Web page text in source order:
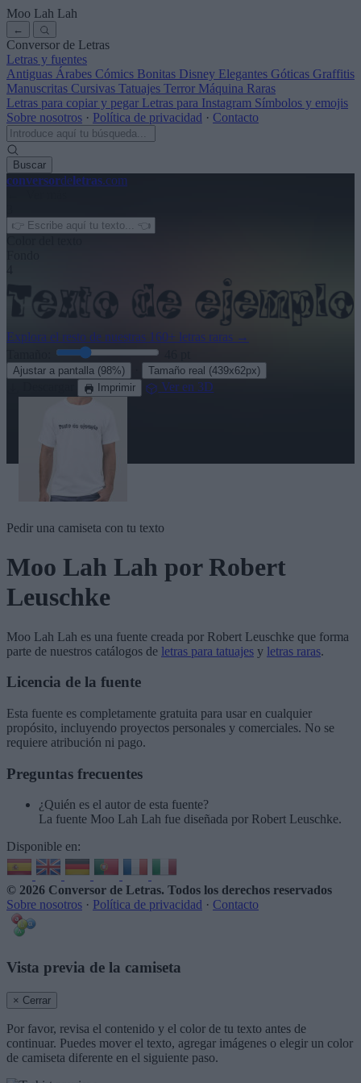
Moo Lah Lah
←
Conversor de Letras
Letras y fuentes
Antiguas Árabes Cómics Bonitas Disney Elegantes Góticas Graffitis
Manuscritas Cursivas Tatuajes Terror Máquina Raras
Letras para copiar y pegar Letras para Instagram Símbolos y emojis
Sobre nosotros · Política de privacidad · Contacto
Buscar
conversordeletras.com
Explora el resto de nuestras 160+ letras raras →
Ajustar a pantalla (98%) Tamaño real (439x62px)
Imprimir Ver en 3D
Pedir una camiseta con tu texto
Moo Lah Lah por Robert
Leuschke
Moo Lah Lah es una fuente creada por Robert Leuschke que forma
parte de nuestros catálogos de letras para tatuajes y letras raras.
Licencia de la fuente
Esta fuente es completamente gratuita para usar en cualquier
propósito, incluyendo proyectos personales y comerciales. No se
requiere atribución ni pago.
Preguntas frecuentes
¿Quién es el autor de esta fuente?
La fuente Moo Lah Lah fue diseñada por Robert Leuschke.
Disponible en:
© 2026 Conversor de Letras. Todos los derechos reservados
Sobre nosotros · Política de privacidad · Contacto
Vista previa de la camiseta
× Cerrar
Por favor, revisa el contenido y el color de tu texto antes de
continuar. Puedes mover el texto, agregar imágenes o elegir un color
de camiseta diferente en el siguiente paso.